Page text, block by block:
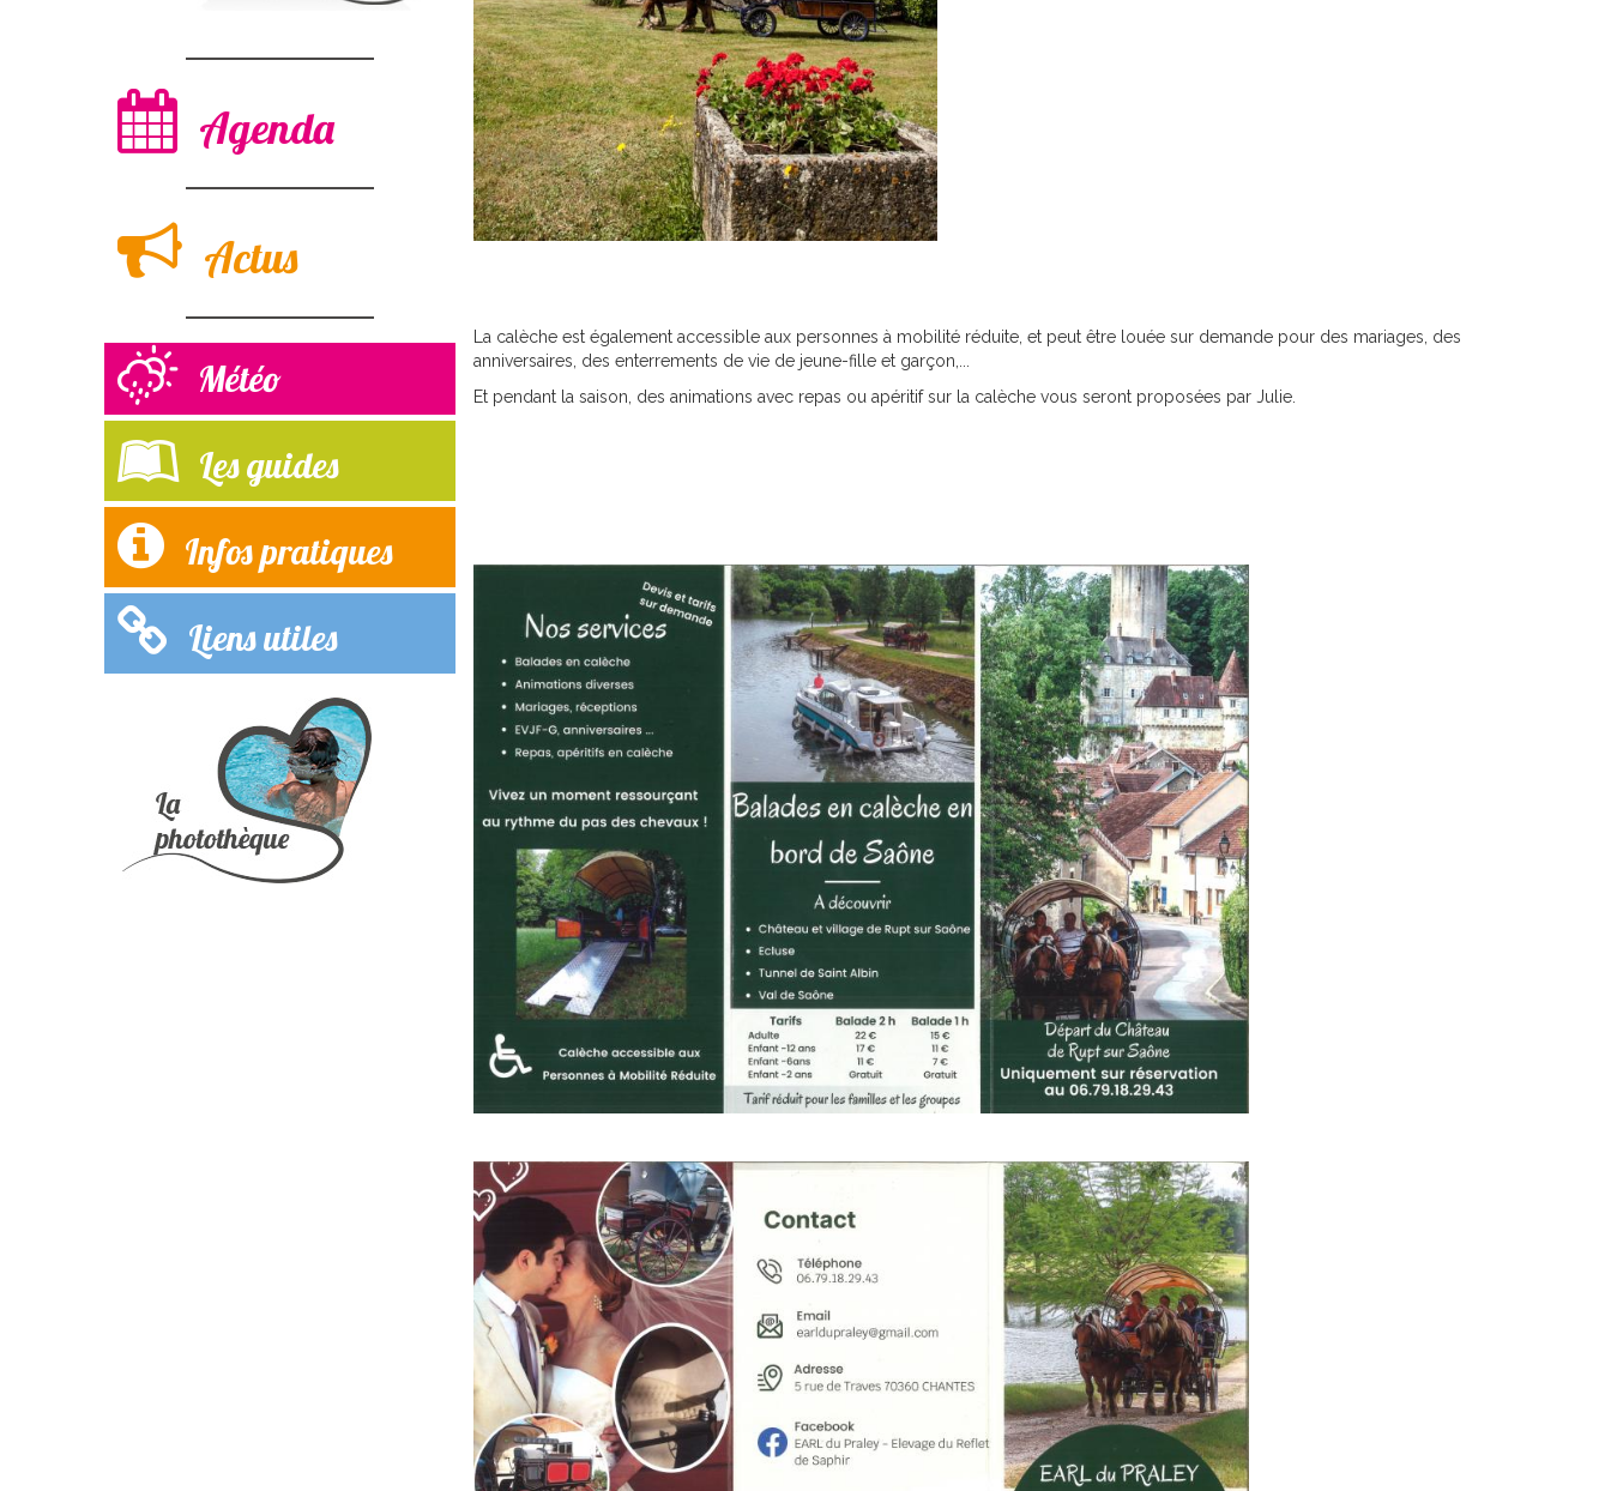
La calèche est également accessible aux personnes à mobilité réduite, et peut être louée sur demande pour des mariages, des
anniversaires, des enterrements de vie de jeune-fille et garçon,...
Et pendant la saison, des animations avec repas ou apéritif sur la calèche vous seront proposées par Julie.
Agenda
Actus
Météo
Les guides
Infos pratiques
Liens utiles